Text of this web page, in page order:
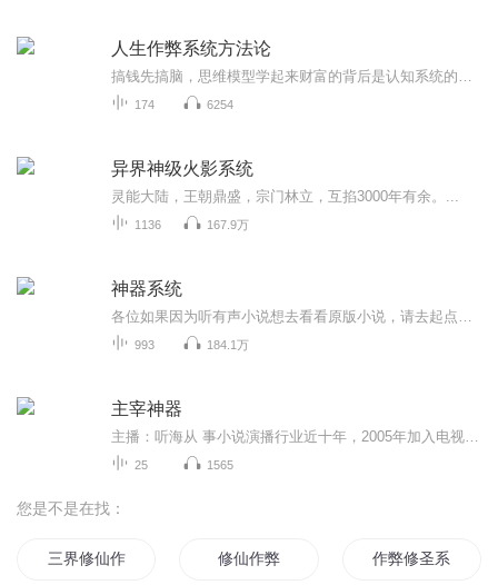
人生作弊系统方法论
174 6254
异界神级火影系统
灵能大陆，王朝鼎盛，宗门林立，互掐3000年有余。...
1136 167.9万
神器系统
993 184.1万
主宰神器
25 1565
您是不是在找：
三界修仙作弊器 修仙作弊 作弊修圣系统